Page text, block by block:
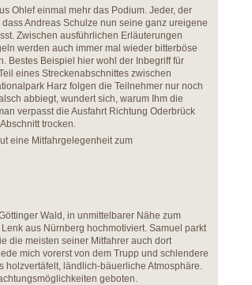
Ohlef einmal mehr das Podium. Jeder, der
Andreas Schulze nun seine ganz ureigene
Zwischen ausführlichen Erläuterungen
werden auch immer mal wieder bitterböse
Bestes Beispiel hier wohl der Inbegriff für
eines Streckenabschnittes zwischen
Harz folgen die Teilnehmer nur noch
abbiegt, wundert sich, warum Ihm die
verpasst die Ausfahrt Richtung Oderbrück
trocken.
eine Mitfahrgelegenheit zum
Wald, in unmittelbarer Nähe zum
aus Nürnberg hochmotiviert. Samuel parkt
die meisten seiner Mitfahrer auch dort
mich vorerst von dem Trupp und schlendere
ländlich-bäuerliche Atmosphäre.
geboten.